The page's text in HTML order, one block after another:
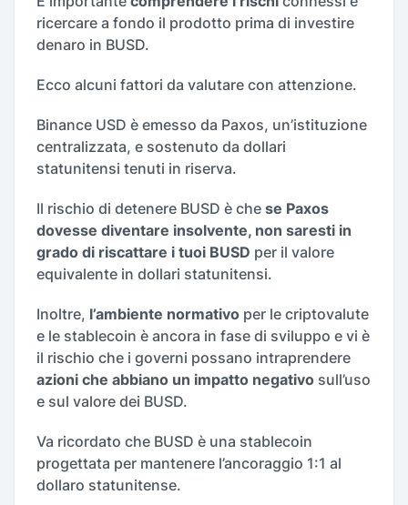
ricercare a fondo il prodotto prima di investire
denaro in BUSD.
Ecco alcuni fattori da valutare con attenzione.
Binance USD è emesso da Paxos, un’istituzione
centralizzata, e sostenuto da dollari
statunitensi tenuti in riserva.
Il rischio di detenere BUSD è che se Paxos
dovesse diventare insolvente, non saresti in
grado di riscattare i tuoi BUSD per il valore
equivalente in dollari statunitensi.
Inoltre, l’ambiente normativo per le criptovalute
e le stablecoin è ancora in fase di sviluppo e vi è
il rischio che i governi possano intraprendere
azioni che abbiano un impatto negativo sull’uso
e sul valore dei BUSD.
Va ricordato che BUSD è una stablecoin
progettata per mantenere l’ancoraggio 1:1 al
dollaro statunitense.